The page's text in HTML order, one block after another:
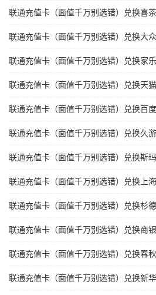
联通充值卡（面值千万别选错）兑换喜茶
联通充值卡（面值千万别选错）兑换大
联通充值卡（面值千万别选错）兑换家
联通充值卡（面值千万别选错）兑换天
联通充值卡（面值千万别选错）兑换百
联通充值卡（面值千万别选错）兑换久
联通充值卡（面值千万别选错）兑换斯
联通充值卡（面值千万别选错）兑换上
联通充值卡（面值千万别选错）兑换杉
联通充值卡（面值千万别选错）兑换商
联通充值卡（面值千万别选错）兑换春
联通充值卡（面值千万别选错）兑换新